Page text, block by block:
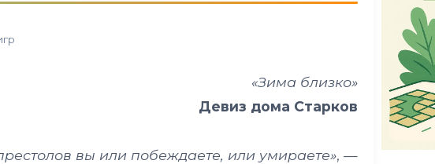
«Зима близко»
Девиз дома Старков
вы или побеждаете, или умираете», —